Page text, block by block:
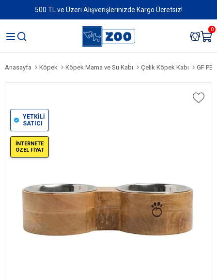
500 TL ve Üzeri Alışverişlerinizde Kargo Ücretsiz!
0
Anasayfa Köpek Köpek Mama ve Su Kabı Çelik Köpek Kabı GF PET
YETKİLİ
SATICI
İNTERNETE
ÖZEL FİYAT